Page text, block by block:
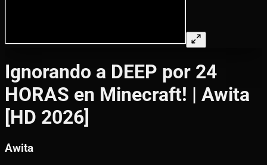
Ignorando a DEEP por 24
HORAS en Minecraft! | Awita
[HD 2026]
Awita